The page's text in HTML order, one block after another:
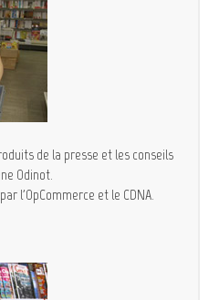
de la presse et les conseils
Odinot.
l'OpCommerce et le CDNA.